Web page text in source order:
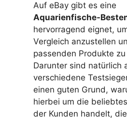
Auf eBay gibt es eine
Aquarienfische-
hervorragend eignet,
Vergleich anzustellen
passenden Produkte
Darunter sind natürlich
verschiedene
einen guten Grund,
hierbei um die
der Kunden handelt,